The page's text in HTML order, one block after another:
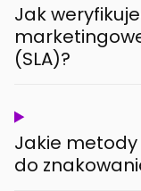
Jak
(SLA)?
Jakie
do